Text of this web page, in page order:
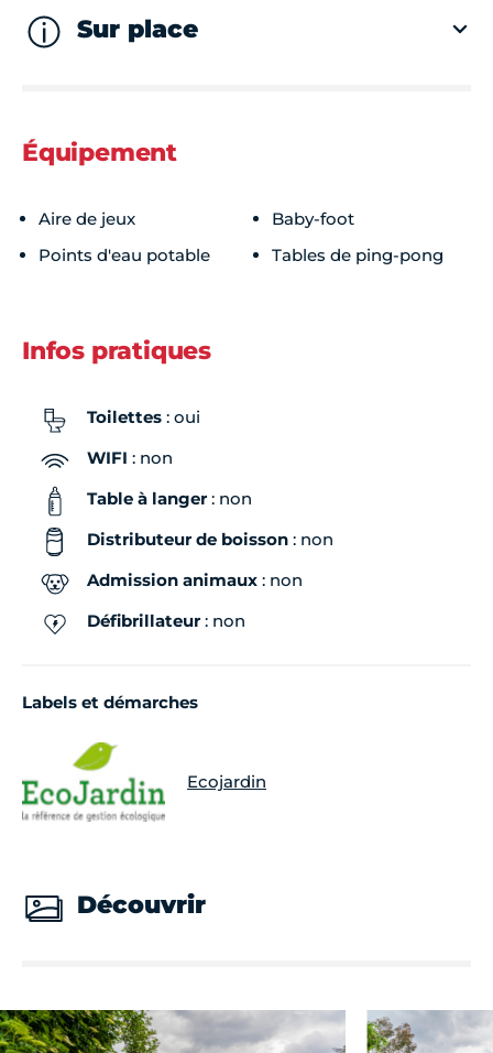
Sur place
Équipement
Aire de jeux
Baby-foot
Points d'eau potable
Tables de ping-pong
Infos pratiques
Toilettes : oui
WIFI : non
Table à langer: non
Distributeur de boisson : non
Admission animaux : non
Défibrillateur: non
Labels et démarches
Ecojardin
Découvrir